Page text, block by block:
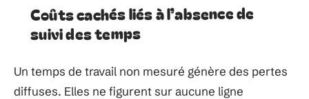
Coûts cachés liés à l’absence de
suivi des temps
Un temps de travail non mesuré génère des pertes
diffuses. Elles ne figurent sur aucune ligne